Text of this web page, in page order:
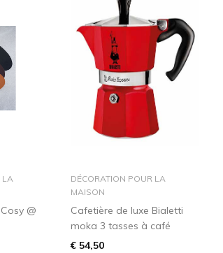
LA
@
dans le panier
DÉCORATION POUR LA
MAISON
Cafetière de luxe Bialetti
moka 3 tasses à café
€ 54,50